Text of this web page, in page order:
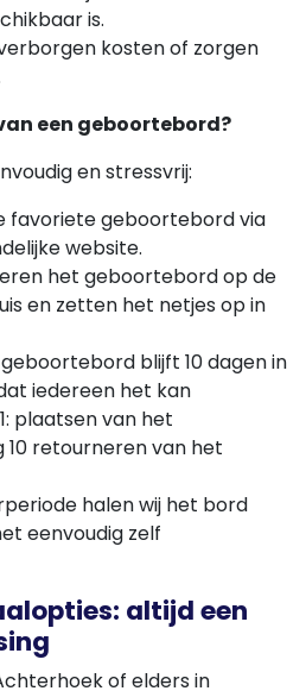
is.
kosten of zorgen
een geboortebord?
en stressvrij:
favoriete geboortebord via
website.
het geboortebord op de
en zetten het netjes op in
blijft 10 dagen in
iedereen het kan
plaatsen van het
retourneren van het
halen wij het bord
eenvoudig zelf
altijd een
of elders in